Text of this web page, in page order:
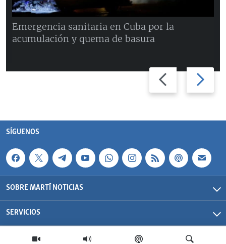
Previous
slide
Next
slide
Emergencia sanitaria en Cuba por la
acumulación y quema de basura
SÍGUENOS
SOBRE MARTÍ NOTICIAS
SERVICIOS
Martí Noticias| 2026 | OCB | Todos los derechos reservados.